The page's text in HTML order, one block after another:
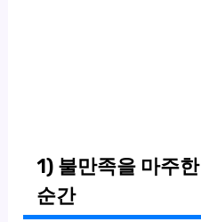
1) 불만족을 마주
순간